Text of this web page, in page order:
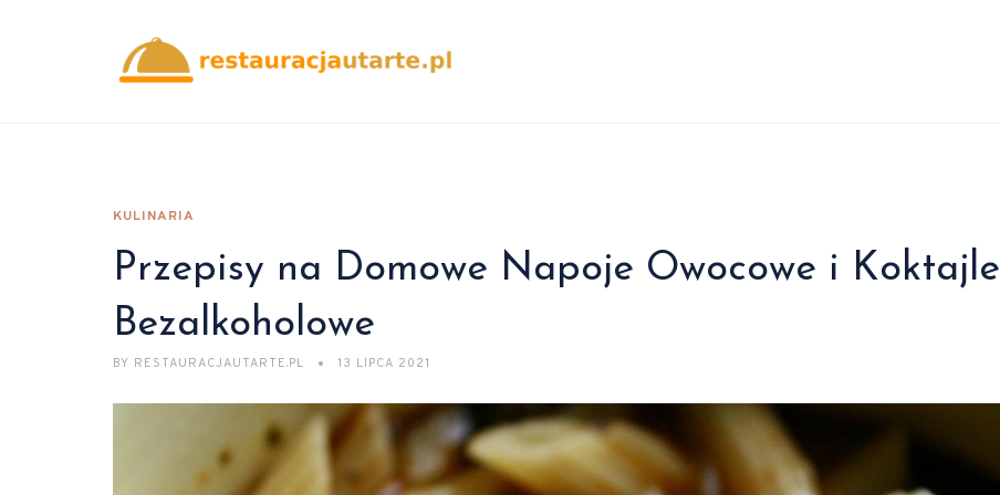
KULINARIA
Przepisy na Domowe Napoje Owocowe i Koktajle
Bezalkoholowe
BY RESTAURACJAUTARTE.PL 13 LIPCA 2021